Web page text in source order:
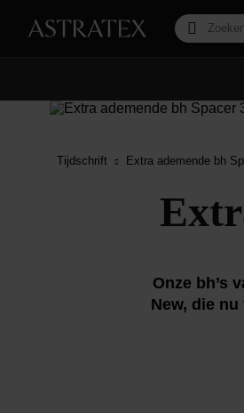
Tijdschrift Extra ademende bh
Onze bh’s
New, die